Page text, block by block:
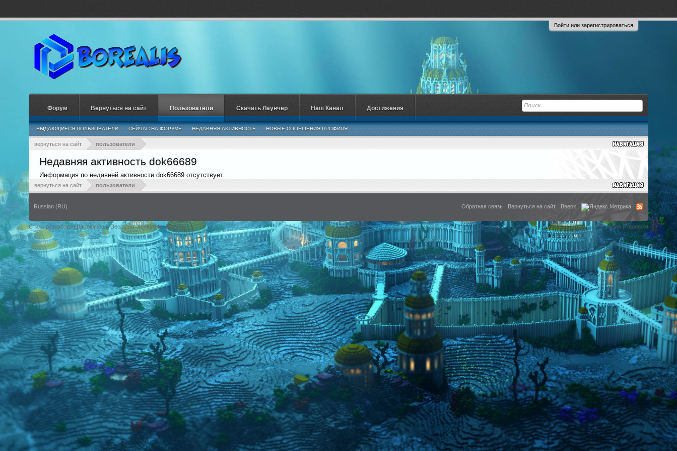
Войти или зарегистрироваться
вернуться на сайт пользователи
Недавняя активность dok66689
Информация по недавней активности dok66689 отсутствует.
вернуться на сайт пользователи
Форум Вернуться на сайт Пользователи
ВЫДАЮЩИЕСЯ ПОЛЬЗОВАТЕЛИ СЕЙЧАС НА ФОРУМЕ НЕДАВНЯЯ АКТИВНОСТЬ НОВЫЕ СООБЩЕНИЯ ПРОФИЛЯ
Скачать Лаунчер Наш Канал Достижения
Russian (RU) Обратная связь Вернуться на сайт Вверх
Стиль разработан Bartolomeo и Dech1moXenforo for Borealis Условия и правила